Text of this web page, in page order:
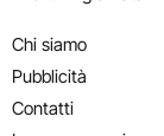
Chi siamo
Pubblicità
Contatti